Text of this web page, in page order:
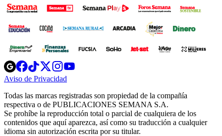
Opens
in
new
Opens
in
new
Opens
in
new
window
Opens
new
windowwindow
Aviso de Privacidad
new
window
Todas las marcas registradas son propiedad de la compañía
respectiva o de PUBLICACIONES SEMANA S.A.
Se prohíbe la reproducción total o parcial de cualquiera de los
contenidos que aquí aparezca, así como su traducción a cualquier
idioma sin autorización escrita por su titular.